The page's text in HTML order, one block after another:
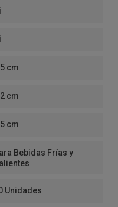
cm
cm
cm
Bebidas Frías y
Unidades